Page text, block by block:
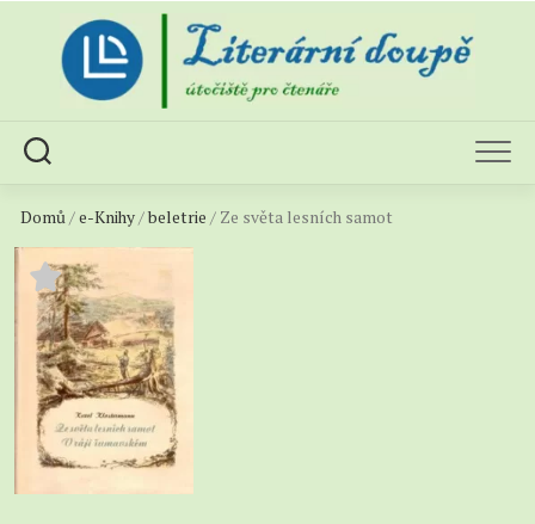
content
Domů/e-Knihy/beletrie / Ze světa lesních samot